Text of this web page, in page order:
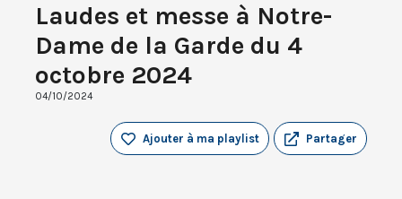
Laudes et messe à Notre-
Dame de la Garde du 4
octobre 2024
04/10/2024
Partager
Ajouter à ma playlist